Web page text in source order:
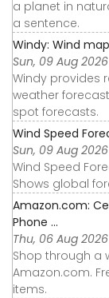
a planet in
a sentence.
Windy: Wind
Sun, 09 Aug 2026
Windy provides
weather
spot forecasts.
Wind Speed
Sun, 09 Aug 2026
Wind Speed
Shows global
Amazon.com:
Phone ...
Thu, 06 Aug
Shop through a
Amazon.com.
items.